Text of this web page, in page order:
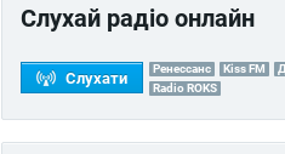
Слухай радіо онлайн
Слухати
Ренессанс Kiss FM
Radio ROKS